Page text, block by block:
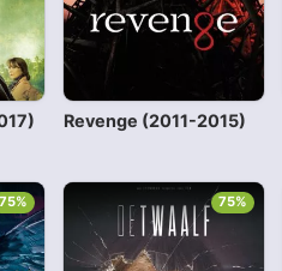
Revenge (2011-2015)
75% 75%